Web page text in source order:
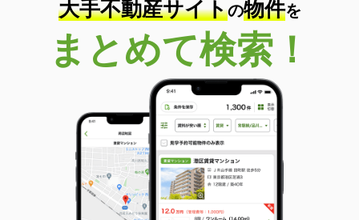
大手不動産サイトの物件を
まとめて検索！